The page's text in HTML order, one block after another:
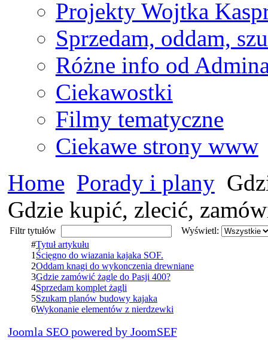
Projekty Wojtka
Sprzedam, oddam,
Różne info od
Ciekawostki
Filmy tematyczne
Ciekawe strony www
Home Porady i plany
Gdzie kupić, zlecić,
Filtr tytułów
Wyświetl:
#Tytuł artykułu
1 Ścięgno do wiazania kajaka SOF.
2Oddam knagi do wykonczenia drewniane
3Gdzie zamówić żagle do Pasji 400?
4Sprzedam komplet żagli
5Szukam planów budowy kajaka
6Wykonanie elementów z nierdzewki
Joomla SEO powered by JoomSEF